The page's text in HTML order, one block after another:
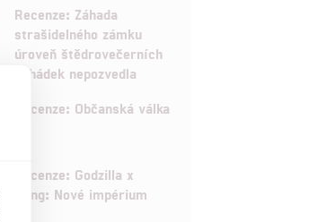
Recenze: Záhada
strašidelného zámku
úroveň štědrovečerních
pohádek nepozvedla
Recenze: Občanská válka
Recenze: Godzilla x
Kong: Nové impérium